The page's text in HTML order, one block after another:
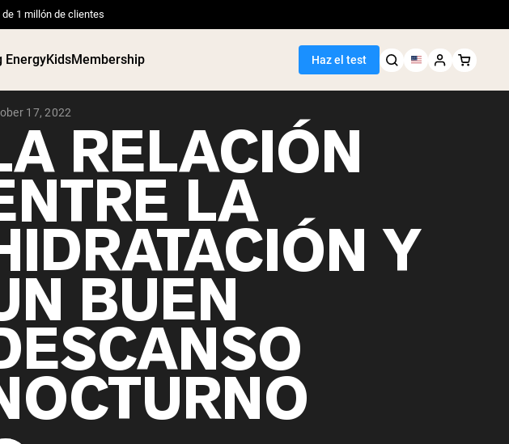
de 1 millón de clientes
EnergyKidsMembership Haz el test
17, 2022
RELACIÓN
LA
Y
BUEN